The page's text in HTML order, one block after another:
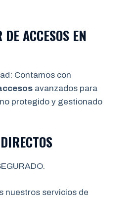
ACCESOS EN
Contamos con
avanzados para
protegido y gestionado
nuestros servicios de